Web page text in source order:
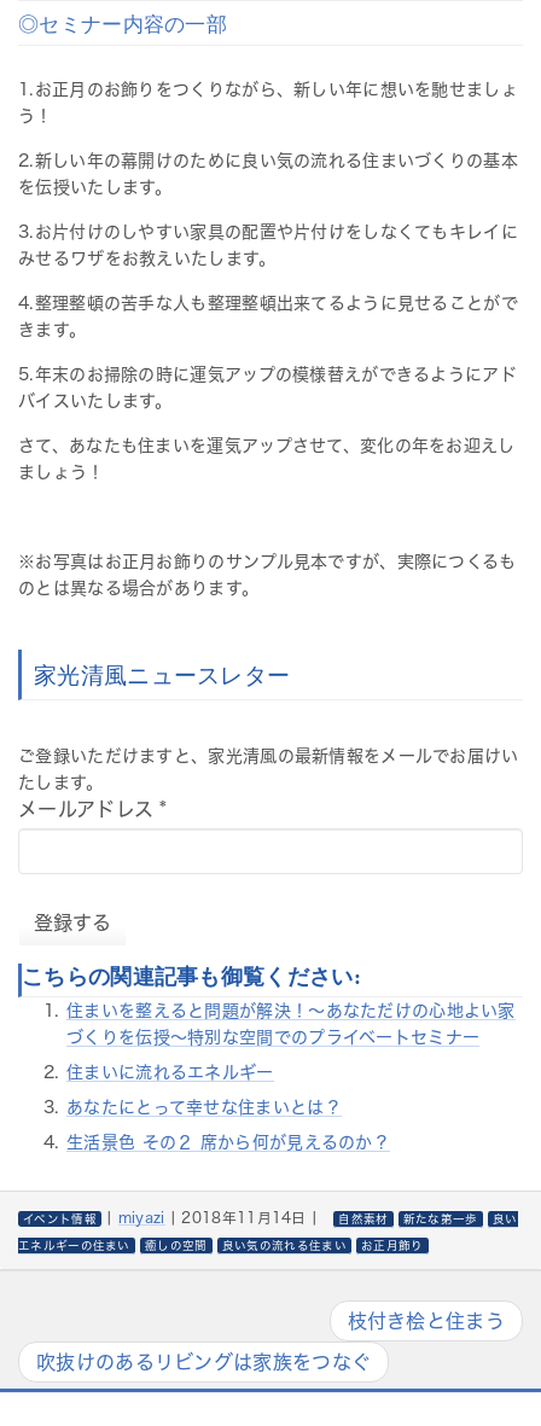
◎セミナー内容の一部
1.お正月のお飾りをつくりながら、新しい年に想いを馳せましょ
う！
2.新しい年の幕開けのために良い気の流れる住まいづくりの基本
を伝授いたします。
3.お片付けのしやすい家具の配置や片付けをしなくてもキレイに
みせるワザをお教えいたします。
4.整理整頓の苦手な人も整理整頓出来てるように見せることがで
きます。
5.年末のお掃除の時に運気アップの模様替えができるようにアド
バイスいたします。
さて、あなたも住まいを運気アップさせて、変化の年をお迎えし
ましょう！
※お写真はお正月お飾りのサンプル見本ですが、実際につくるも
のとは異なる場合があります。
家光清風ニュースレター
ご登録いただけますと、家光清風の最新情報をメールでお届けい
たします。
メールアドレス*
こちらの関連記事も御覧ください:
住まいを整えると問題が解決！～あなただけの心地よい家
づくりを伝授～特別な空間でのプライベートセミナー
住まいに流れるエネルギー
あなたにとって幸せな住まいとは？
生活景色 その２ 席から何が見えるのか？
イベント情報 miyazi 2018年11月14日 自然素材 新たな第一歩 良い
エネルギーの住まい 癒しの空間 良い気の流れる住まい お正月飾り
枝付き桧と住まう
吹抜けのあるリビングは家族をつなぐ